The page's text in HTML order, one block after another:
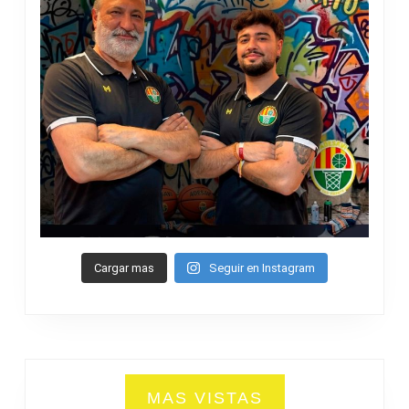
Cargar mas Seguir en Instagram
MAS VISTAS